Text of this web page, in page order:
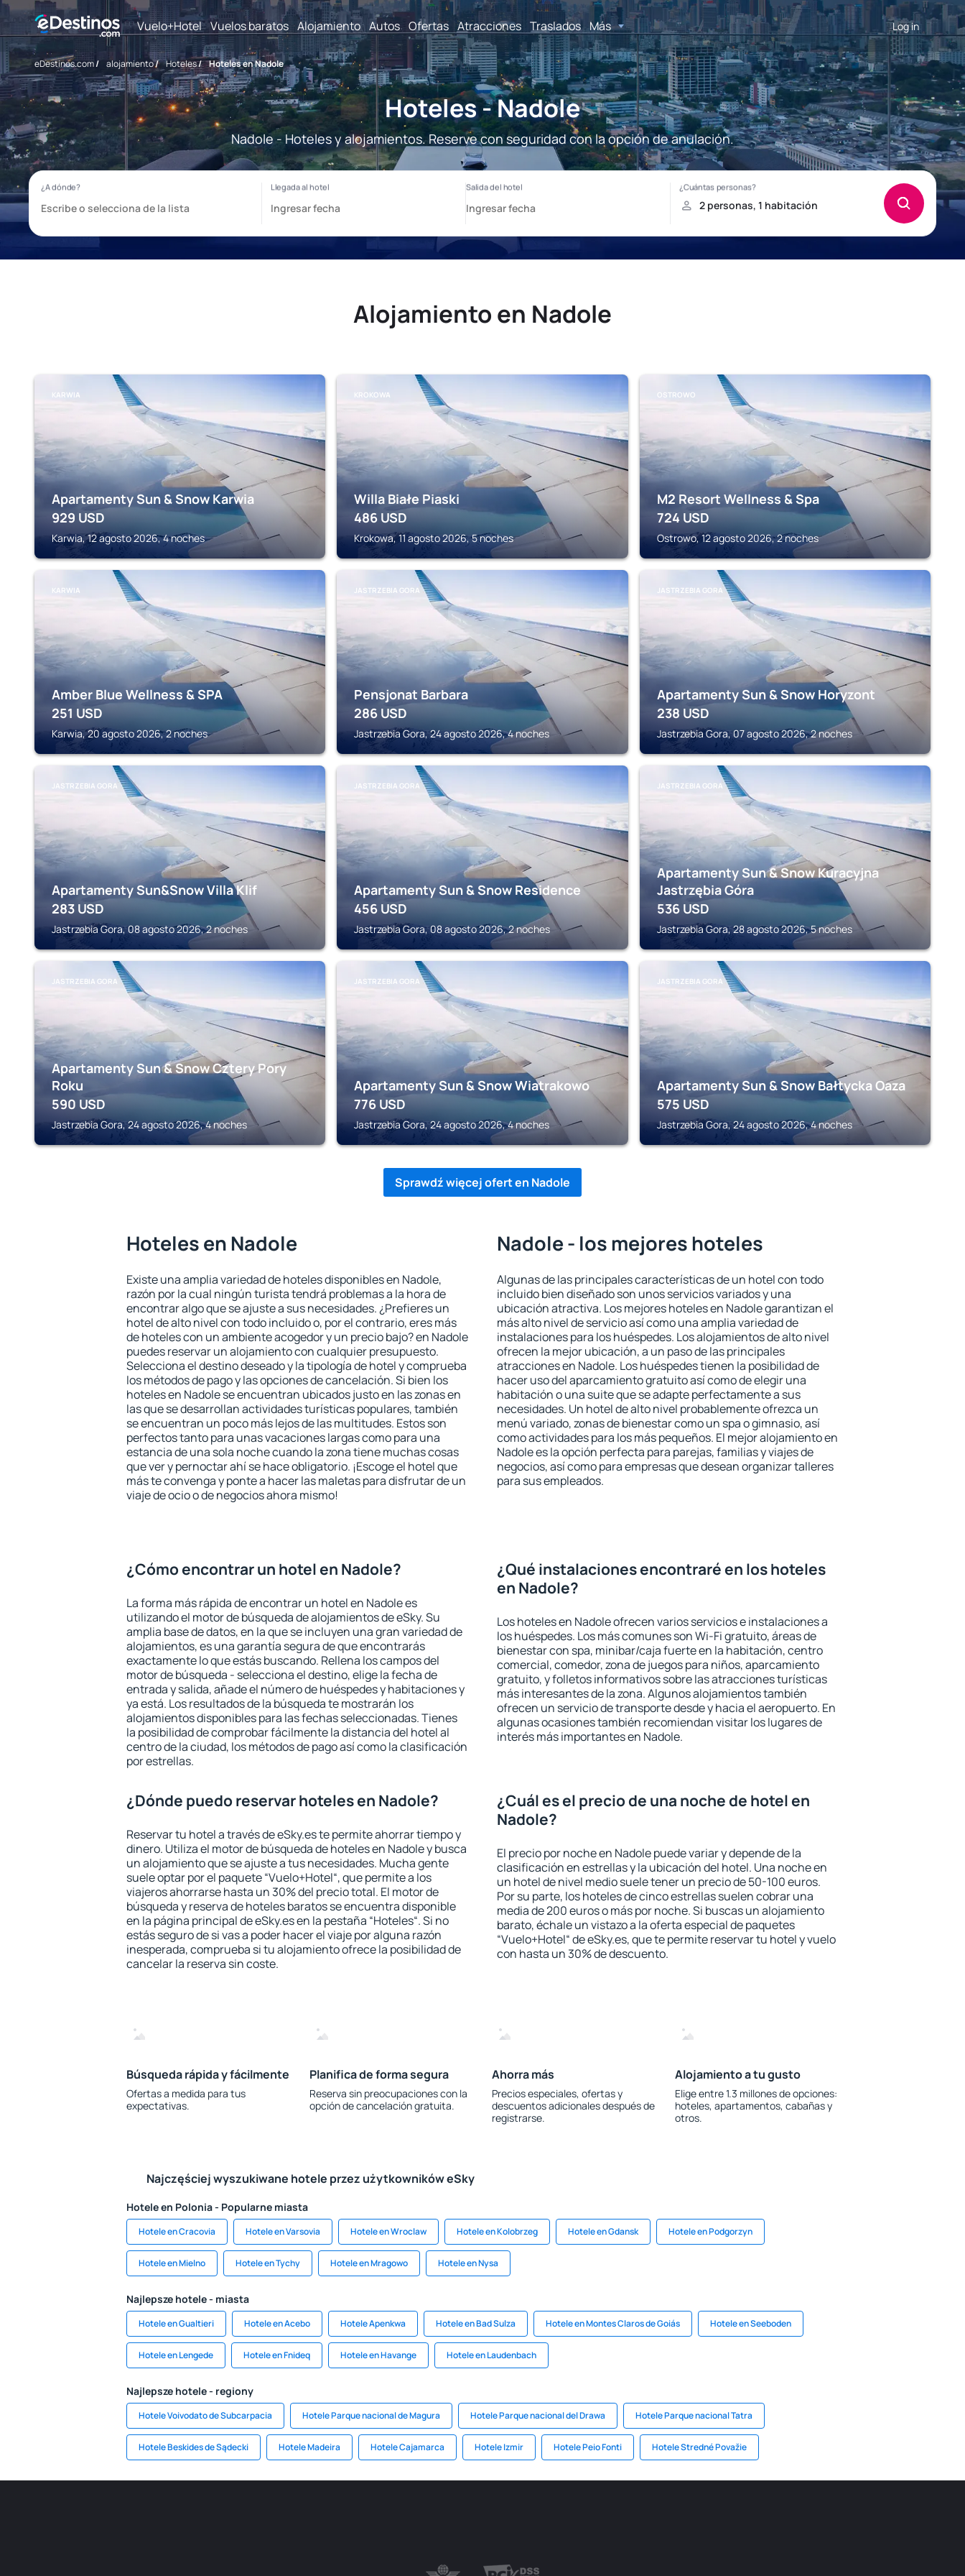
Vuelo+Hotel Vuelos baratos Alojamiento Autos Ofertas Atracciones Traslados Más Log in
eDestinos.com/ alojamiento/ Hoteles/ Hoteles en Nadole
Hoteles - Nadole
Nadole - Hoteles y alojamientos. Reserve con seguridad con la opción de anulación.
Alojamiento en Nadole
KARWIA
Apartamenty Sun & Snow Karwia
929 USD
Karwia, 12 agosto 2026, 4 noches
KROKOWA
Willa Białe Piaski
486 USD
Krokowa, 11 agosto 2026, 5 noches
OSTROWO
M2 Resort Wellness & Spa
724 USD
Ostrowo, 12 agosto 2026, 2 noches
KARWIA
Amber Blue Wellness & SPA
251 USD
Karwia, 20 agosto 2026, 2 noches
JASTRZEBIA GORA
Pensjonat Barbara
286 USD
Jastrzebia Gora, 24 agosto 2026, 4 noches
JASTRZEBIA GORA
Apartamenty Sun & Snow Horyzont
238 USD
Jastrzebia Gora, 07 agosto 2026, 2 noches
JASTRZEBIA GORA
Apartamenty Sun&Snow Villa Klif
283 USD
Jastrzebia Gora, 08 agosto 2026, 2 noches
JASTRZEBIA GORA
Apartamenty Sun & Snow Residence
456 USD
Jastrzebia Gora, 08 agosto 2026, 2 noches
JASTRZEBIA GORA
Apartamenty Sun & Snow Kuracyjna
Jastrzębia Góra
536 USD
Jastrzebia Gora, 28 agosto 2026, 5 noches
JASTRZEBIA GORA
Apartamenty Sun & Snow Cztery Pory
Roku
590 USD
Jastrzebia Gora, 24 agosto 2026, 4 noches
JASTRZEBIA GORA
Apartamenty Sun & Snow Wiatrakowo
776 USD
Jastrzebia Gora, 24 agosto 2026, 4 noches
JASTRZEBIA GORA
Apartamenty Sun & Snow Bałtycka Oaza
575 USD
Jastrzebia Gora, 24 agosto 2026, 4 noches
Sprawdź więcej ofert en Nadole
Hoteles en Nadole
Existe una amplia variedad de hoteles disponibles en Nadole,
razón por la cual ningún turista tendrá problemas a la hora de
encontrar algo que se ajuste a sus necesidades. ¿Prefieres un
hotel de alto nivel con todo incluido o, por el contrario, eres más
de hoteles con un ambiente acogedor y un precio bajo? en Nadole
puedes reservar un alojamiento con cualquier presupuesto.
Selecciona el destino deseado y la tipología de hotel y comprueba
los métodos de pago y las opciones de cancelación. Si bien los
hoteles en Nadole se encuentran ubicados justo en las zonas en
las que se desarrollan actividades turísticas populares, también
se encuentran un poco más lejos de las multitudes. Estos son
perfectos tanto para unas vacaciones largas como para una
estancia de una sola noche cuando la zona tiene muchas cosas
que ver y pernoctar ahí se hace obligatorio. ¡Escoge el hotel que
más te convenga y ponte a hacer las maletas para disfrutar de un
viaje de ocio o de negocios ahora mismo!
Nadole - los mejores hoteles
Algunas de las principales características de un hotel con todo
incluido bien diseñado son unos servicios variados y una
ubicación atractiva. Los mejores hoteles en Nadole garantizan el
más alto nivel de servicio así como una amplia variedad de
instalaciones para los huéspedes. Los alojamientos de alto nivel
ofrecen la mejor ubicación, a un paso de las principales
atracciones en Nadole. Los huéspedes tienen la posibilidad de
hacer uso del aparcamiento gratuito así como de elegir una
habitación o una suite que se adapte perfectamente a sus
necesidades. Un hotel de alto nivel probablemente ofrezca un
menú variado, zonas de bienestar como un spa o gimnasio, así
como actividades para los más pequeños. El mejor alojamiento en
Nadole es la opción perfecta para parejas, familias y viajes de
negocios, así como para empresas que desean organizar talleres
para sus empleados.
¿Cómo encontrar un hotel en Nadole?
La forma más rápida de encontrar un hotel en Nadole es
utilizando el motor de búsqueda de alojamientos de eSky. Su
amplia base de datos, en la que se incluyen una gran variedad de
alojamientos, es una garantía segura de que encontrarás
exactamente lo que estás buscando. Rellena los campos del
motor de búsqueda - selecciona el destino, elige la fecha de
entrada y salida, añade el número de huéspedes y habitaciones y
ya está. Los resultados de la búsqueda te mostrarán los
alojamientos disponibles para las fechas seleccionadas. Tienes
la posibilidad de comprobar fácilmente la distancia del hotel al
centro de la ciudad, los métodos de pago así como la clasificación
por estrellas.
¿Qué instalaciones encontraré en los hoteles
en Nadole?
Los hoteles en Nadole ofrecen varios servicios e instalaciones a
los huéspedes. Los más comunes son Wi-Fi gratuito, áreas de
bienestar con spa, minibar/caja fuerte en la habitación, centro
comercial, comedor, zona de juegos para niños, aparcamiento
gratuito, y folletos informativos sobre las atracciones turísticas
más interesantes de la zona. Algunos alojamientos también
ofrecen un servicio de transporte desde y hacia el aeropuerto. En
algunas ocasiones también recomiendan visitar los lugares de
interés más importantes en Nadole.
¿Dónde puedo reservar hoteles en Nadole?
Reservar tu hotel a través de eSky.es te permite ahorrar tiempo y
dinero. Utiliza el motor de búsqueda de hoteles en Nadole y busca
un alojamiento que se ajuste a tus necesidades. Mucha gente
suele optar por el paquete “Vuelo+Hotel“, que permite a los
viajeros ahorrarse hasta un 30% del precio total. El motor de
búsqueda y reserva de hoteles baratos se encuentra disponible
en la página principal de eSky.es en la pestaña “Hoteles“. Si no
estás seguro de si vas a poder hacer el viaje por alguna razón
inesperada, comprueba si tu alojamiento ofrece la posibilidad de
cancelar la reserva sin coste.
¿Cuál es el precio de una noche de hotel en
Nadole?
El precio por noche en Nadole puede variar y depende de la
clasificación en estrellas y la ubicación del hotel. Una noche en
un hotel de nivel medio suele tener un precio de 50-100 euros.
Por su parte, los hoteles de cinco estrellas suelen cobrar una
media de 200 euros o más por noche. Si buscas un alojamiento
barato, échale un vistazo a la oferta especial de paquetes
“Vuelo+Hotel“ de eSky.es, que te permite reservar tu hotel y vuelo
con hasta un 30% de descuento.
Búsqueda rápida y fácilmente
Ofertas a medida para tus
expectativas.
Planifica de forma segura
Reserva sin preocupaciones con la
opción de cancelación gratuita.
Ahorra más
Precios especiales, ofertas y
descuentos adicionales después de
registrarse.
Alojamiento a tu gusto
Elige entre 1.3 millones de opciones:
hoteles, apartamentos, cabañas y
otros.
Najczęściej wyszukiwane hotele przez użytkowników eSky
Hotele en Polonia - Popularne miasta
Hotele en Cracovia Hotele en Varsovia Hotele en Wroclaw Hotele en Kolobrzeg Hotele en Gdansk Hotele en Podgorzyn
Hotele en Mielno Hotele en Tychy Hotele en Mragowo Hotele en Nysa
Najlepsze hotele - miasta
Hotele en Gualtieri Hotele en Acebo Hotele Apenkwa Hotele en Bad Sulza Hotele en Montes Claros de Goiás Hotele en Seeboden
Hotele en Lengede Hotele en Fnideq Hotele en Havange Hotele en Laudenbach
Najlepsze hotele - regiony
Hotele Voivodato de Subcarpacia Hotele Parque nacional de Magura Hotele Parque nacional del Drawa Hotele Parque nacional Tatra
Hotele Beskides de Sądecki Hotele Madeira Hotele Cajamarca Hotele Izmir Hotele Peio Fonti Hotele Stredné Považie